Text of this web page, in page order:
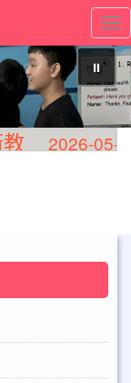
⏸
2026-05-28